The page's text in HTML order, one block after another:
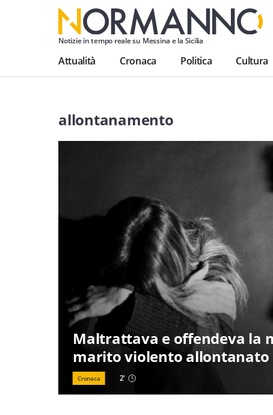
Notizie in tempo reale su Messina e la Sicilia
Attualità Cronaca Politica Cultura
allontanamento
Maltrattava e offendeva la
marito violento allontanato
Cronaca 2'